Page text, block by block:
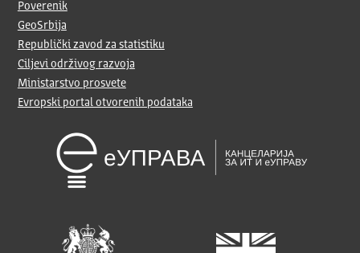
Poverenik
GeoSrbija
Republički zavod za statistiku
Ciljevi održivog razvoja
Ministarstvo prosvete
Evropski portal otvorenih podataka